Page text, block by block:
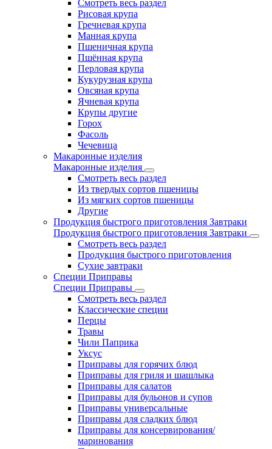
Смотреть весь раздел
Рисовая крупа
Гречневая крупа
Манная крупа
Пшеничная крупа
Пшённая крупа
Перловая крупа
Кукурузная крупа
Овсяная крупа
Ячневая крупа
Крупы другие
Горох
Фасоль
Чечевица
Макаронные изделия
Макаронные изделия
Смотреть весь раздел
Из твердых сортов пшеницы
Из мягких сортов пшеницы
Другие
Продукция быстрого приготовления Завтраки
Продукция быстрого приготовления Завтраки
Смотреть весь раздел
Продукция быстрого приготовления
Сухие завтраки
Специи Приправы
Специи Приправы
Смотреть весь раздел
Классические специи
Перцы
Травы
Чили Паприка
Уксус
Приправы для горячих блюд
Приправы для гриля и шашлыка
Приправы для салатов
Приправы для бульонов и супов
Приправы универсальные
Приправы для сладких блюд
Приправы для консервирования/
маринования